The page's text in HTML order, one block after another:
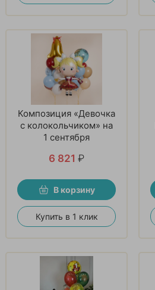
Композиция «Девочка
с колокольчиком» на
1 сентября
6 821 ₽
В корзину
Купить в 1 клик